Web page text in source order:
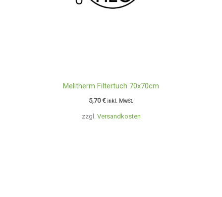
zzgl. Versandkosten
Melitherm Filtertuch 70x70cm
5,70€ inkl. MwSt.